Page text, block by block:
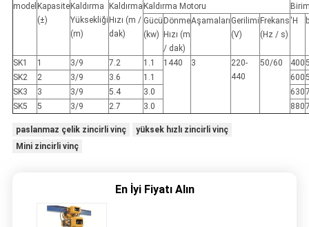
model Kapasite
(±)
Kaldırma
Yüksekliği
(m)
Kaldırma
Hızı (m /
dak)
Kaldırma Motoru
Gücü
(kw)
Dönme
Hızı (m
/ dak)
Aşamaları Gerilimi
(V)
Frekans
(Hz / s)
'H
SK1 1 3/9 7.2 1.1 1440 3
220-
440
50/60 400
SK2
2 3/9 3.6 1.1 600
SK3
3 3/9 5.4 3.0 630
SK5
5 3/9 2.7 3.0 880
paslanmaz çelik zincirli vinç
yüksek hızlı zincirli vinç
Mini zincirli vinç
En İyi Fiyatı Alın